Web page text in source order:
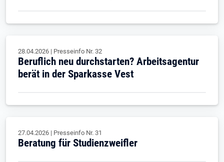
28.04.2026 | Presseinfo Nr. 32
Beruflich neu durchstarten? Arbeitsagentur
berät in der Sparkasse Vest
27.04.2026 | Presseinfo Nr. 31
Beratung für Studienzweifler